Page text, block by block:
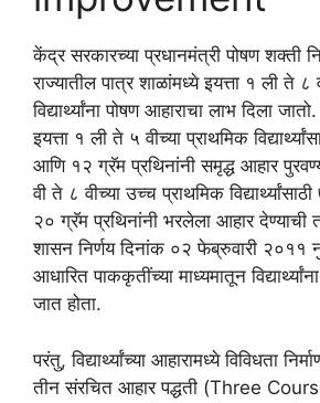
केंद्र सरकारच्या प्रधानमंत्री पोषण शक्ती
राज्यातील पात्र शाळांमध्ये इयत्ता १ ली ते ८
विद्यार्थ्यांना पोषण आहाराचा लाभ दिला
इयत्ता १ ली ते ५ वीच्या प्राथमिक
आणि १२ ग्रॅम प्रथिनांनी समृद्ध आहार
वी ते ८ वीच्या उच्च प्राथमिक
२० ग्रॅम प्रथिनांनी भरलेला आहार
शासन निर्णय दिनांक ०२ फेब्रुवारी २०११
आधारित पाककृतींच्या माध्यमातून
जात होता.
परंतु, विद्यार्थ्यांच्या आहारामध्ये विविधता
तीन संरचित आहार पद्धती (Three